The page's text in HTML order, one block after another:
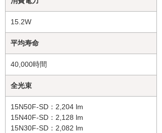
15.2W
平均寿命
40,000時間
全光束
15N50F-SD：2,204 lm
15N40F-SD：2,128 lm
15N30F-SD：2,082 lm